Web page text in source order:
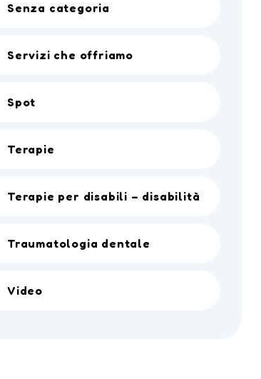
Senza categoria
Servizi che offriamo
Spot
Terapie
Terapie per disabili – disabilità
Traumatologia dentale
Video